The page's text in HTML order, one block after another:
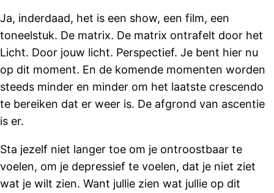
Ja, inderdaad, het is een show, een film, een
toneelstuk. De matrix. De matrix ontrafelt door het
Licht. Door jouw licht. Perspectief. Je bent hier nu
op dit moment. En de komende momenten worden
steeds minder en minder om het laatste crescendo
te bereiken dat er weer is. De afgrond van ascentie
is er.
Sta jezelf niet langer toe om je ontroostbaar te
voelen, om je depressief te voelen, dat je niet ziet
wat je wilt zien. Want jullie zien wat jullie op dit